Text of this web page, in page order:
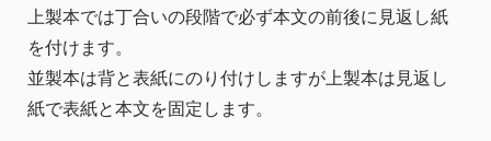
上製本では丁合いの段階で必ず本文の前後に見返し紙
を付けます。
並製本は背と表紙にのり付けしますが上製本は見返し
紙で表紙と本文を固定します。